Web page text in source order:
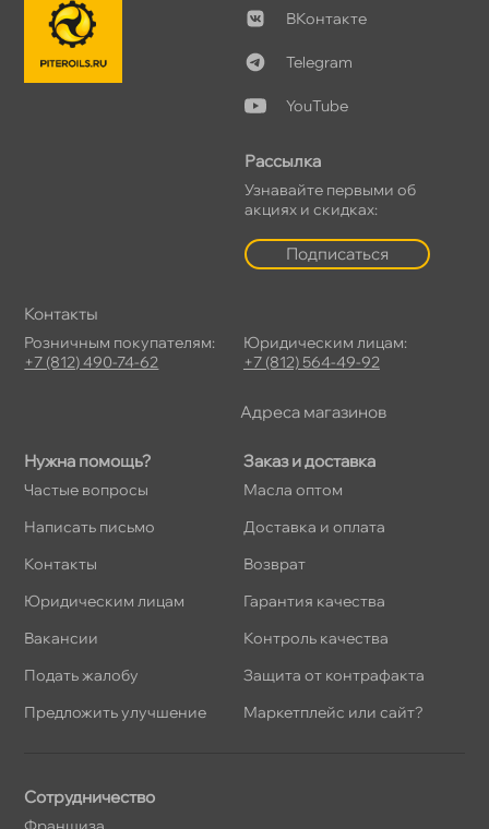
Нужна помощь?
Частые вопросы
Написать письмо
Контакты
Юридическим лицам
акансии
Подать жалобу
Предложить улучшение
Заказ и доставка
Масла оптом
Доставка и оплата
озврат
Гарантия качества
Контроль качества
Защита от контрафакта
Маркетплейс или сайт?
Контакте
Telegram
YouTube
Рассылка
Узнавайте первыми о
акциях и скидках:
Подписаться
Сотрудничество
Контакты
Розничным покупателям:
+7 (812) 490-74-62
Юридическим лицам:
+7 (812) 564-49-92
Адреса магазино